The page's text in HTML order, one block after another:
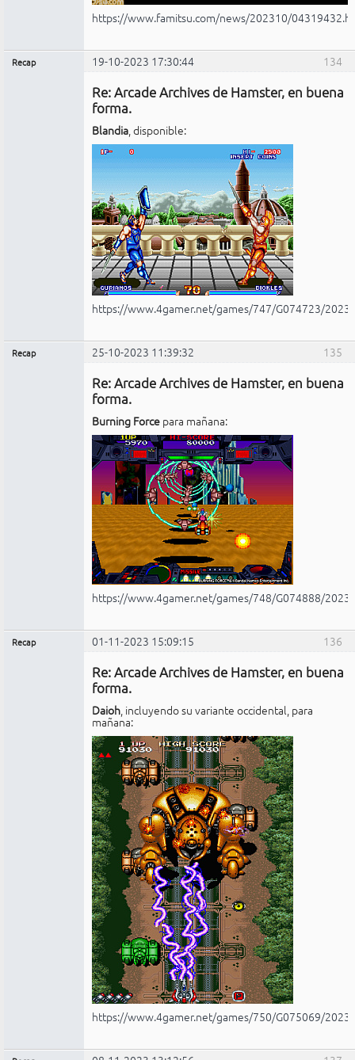
https://www.famitsu.com/news/202310/
134
Recap 19-10-2023 17:30:44
Re: Arcade Archives de Hamster, en buena
forma.
Blandia , disponible:
https://www.4gamer.net/games/747/G074723/
135
Recap 25-10-2023 11:39:32
Re: Arcade Archives de Hamster, en buena
forma.
Burning Force para mañana:
https://www.4gamer.net/games/748/G074888/
136
Recap 01-11-2023 15:09:15
Re: Arcade Archives de Hamster, en buena
forma.
Daioh , incluyendo su variante occidental, para
mañana:
https://www.4gamer.net/games/750/G075069/